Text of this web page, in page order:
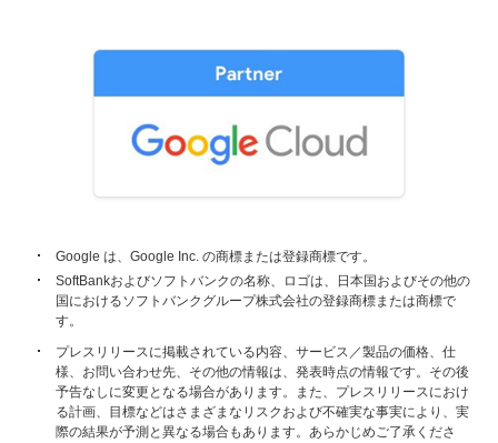
Google は、Google Inc. の商標または登録商標です。
SoftBankおよびソフトバンクの名称、ロゴは、日本国およびその他の
国におけるソフトバンクグループ株式会社の登録商標または商標で
す。
プレスリリースに掲載されている内容、サービス／製品の価格、仕
様、お問い合わせ先、その他の情報は、発表時点の情報です。その後
予告なしに変更となる場合があります。また、プレスリリースにおけ
る計画、目標などはさまざまなリスクおよび不確実な事実により、実
際の結果が予測と異なる場合もあります。あらかじめご了承くださ